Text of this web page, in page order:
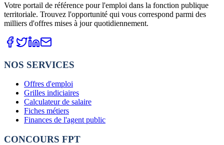
Votre portail de référence pour l'emploi dans la fonction publique
territoriale. Trouvez l'opportunité qui vous correspond parmi des
milliers d'offres mises à jour quotidiennement.
NOS SERVICES
Offres d'emploi
Grilles indiciaires
Calculateur de salaire
Fiches métiers
Finances de l'agent public
CONCOURS FPT